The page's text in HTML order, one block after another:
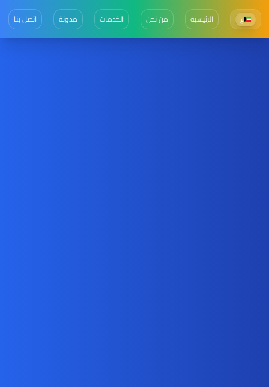
ع الرئيسية من نحن الخدمات مدونة اتصل بنا